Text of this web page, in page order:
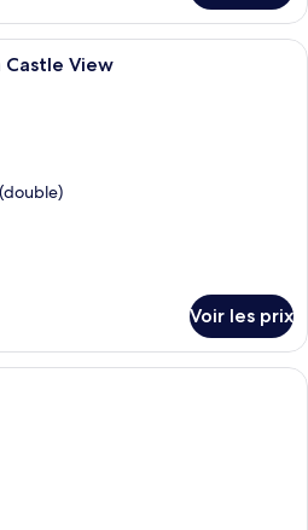
Une chambre d’hôtel avec deux
View
Voir les prix
Minibar, chambres insonorisées, fer